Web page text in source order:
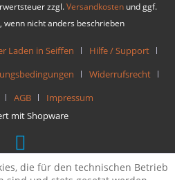
zzgl.Versandkosten und ggf.
wenn nicht anders beschrieben
Laden in Seiffen
Hilfe / Support
Widerrufsrecht
AGB
Impressum
mit Shopware
die für den technischen Betrieb